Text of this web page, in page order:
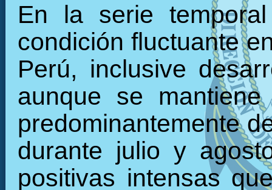
En la serie
condición fluctuante
Perú, inclusive
aunque se
predominantemente
durante julio y
positivas intensas